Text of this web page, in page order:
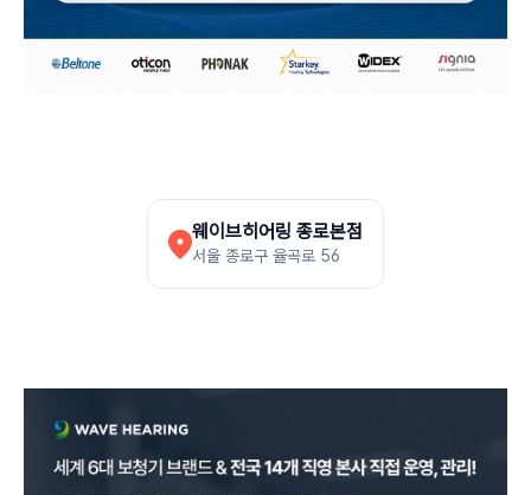
웨이브히어링 종로본점
서울 종로구 율곡로 56